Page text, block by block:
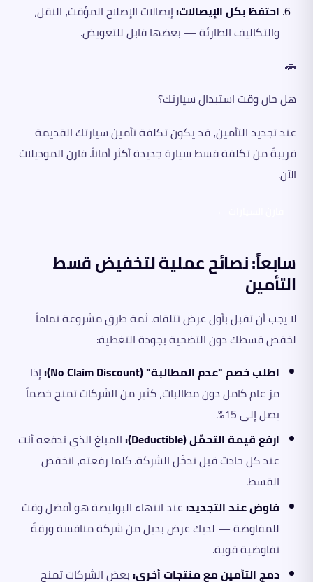
احتفظ بكل الإيصالات:إيصالات الإصلاح المؤقت، النقل،
والتكاليف الطارئة — بعضها قابل للتعويض.
🚗
هل حان وقت استبدال سيارتك؟
عند تجديد التأمين، قد يكون تكلفة تأمين سيارتك القديمة
قريبةً من تكلفة قسط سيارة جديدة أكثر أماناً. قارن الموديلات
الآن.
سابعاً: نصائح عملية لتخفيض قسط
التأمين
لا يجب أن تقبل بأول عرض تتلقاه. ثمة طرق مشروعة تماماً
لخفض قسطك دون التضحية بجودة التغطية:
اطلب خصم "عدم المطالبة" (No Claim Discount):
إذا
مرّ عام كامل دون مطالبات، كثير من الشركات تمنح خصماً
يصل إلى 15%.
ارفع قيمة التحمّل (Deductible):
المبلغ الذي تدفعه أنت
عند كل حادث قبل تدخّل الشركة. كلما رفعته، انخفض
القسط.
فاوض عند التجديد:عند انتهاء البوليصة هو أفضل وقت
للمفاوضة — لديك عرض بديل من شركة منافسة ورقةً
تفاوضية قوية.
دمج التأمين مع منتجات أخرى:بعض الشركات تمنح